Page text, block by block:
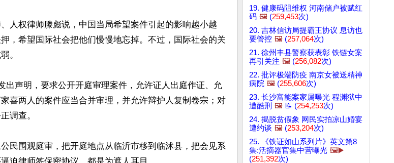
人权律师滕彪说，中国当局希望案件引起的影响越小越
，希望国际社会把他们慢慢地忘掉。不过，国际社会的关
。
出声明，要求公开开庭审理案件，允许证人出庭作证、允
喜两人的案件应当合并审理，并允许辩护人复制卷宗；对
调查。
民围观庭审，把开庭地点从临沂市移到临沭县，把会见系
19. 健康码阻维权 河南储户被赋红
码 🖼️ (259,453次)
20. 吉林信访局提霸王协议 息访也
要管控 🖼️ (257,064次)
21. 徐州丰县警察获表彰 铁链女案
再引关注 🖼️ (256,082次)
22. 批评极端防疫 南京女被送精神
病院 🖼️ (255,606次)
23. 长沙富能案家属曝光 程渊狱中
遭酷刑 🖼️ 📝 (254,253次)
24. 揭脱贫假象 网民实拍凉山婚宴
遭约谈 🖼️ (253,204次)
25. 《铁证如山系列片》英文第8
集:活摘器官集中营曝光 🖼️▶️
(251,392次)